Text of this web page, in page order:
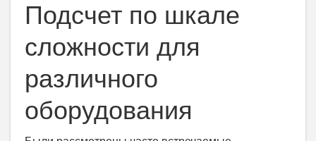
Подсчет по шкале
сложности для
различного
оборудования